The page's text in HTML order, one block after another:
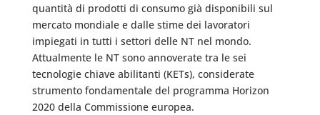
quantità di prodotti di consumo già disponibili sul
mercato mondiale e dalle stime dei lavoratori
impiegati in tutti i settori delle NT nel mondo.
Attualmente le NT sono annoverate tra le sei
tecnologie chiave abilitanti (KETs), considerate
strumento fondamentale del programma Horizon
2020 della Commissione europea.